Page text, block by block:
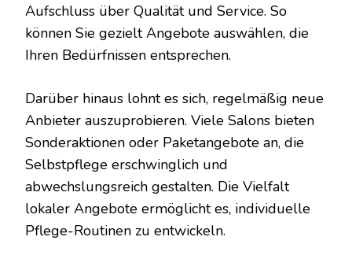
Aufschluss über Qualität und Service. So
können Sie gezielt Angebote auswählen, die
Ihren Bedürfnissen entsprechen.
Darüber hinaus lohnt es sich, regelmäßig neue
Anbieter auszuprobieren. Viele Salons bieten
Sonderaktionen oder Paketangebote an, die
Selbstpflege erschwinglich und
abwechslungsreich gestalten. Die Vielfalt
lokaler Angebote ermöglicht es, individuelle
Pflege-Routinen zu entwickeln.